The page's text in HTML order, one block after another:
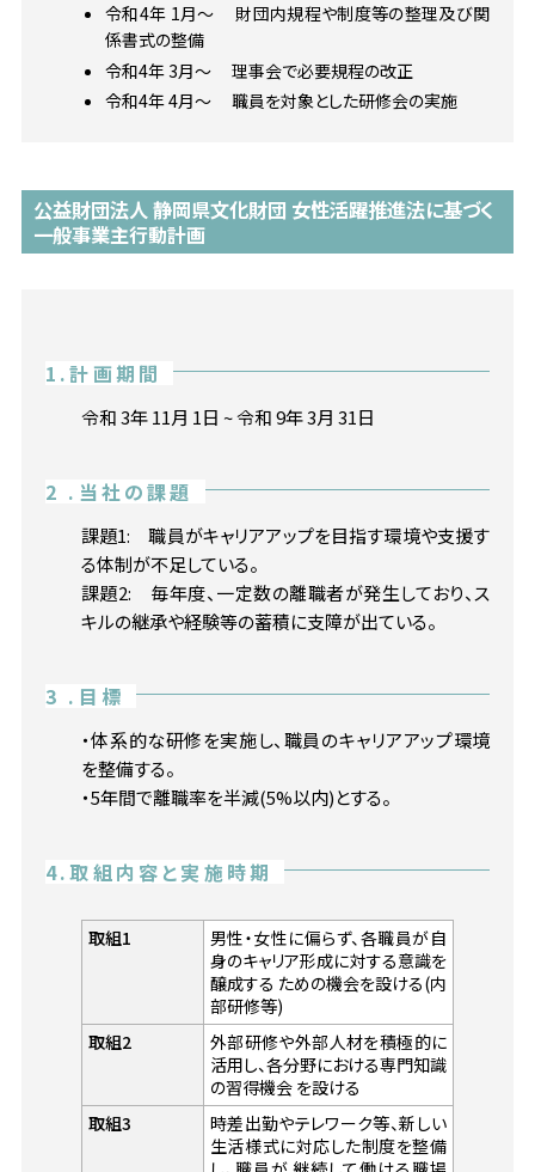
令和4年 1月〜 財団内規程や制度等の整理及び関
係書式の整備
令和4年 3月〜 理事会で必要規程の改正
令和4年 4月〜 職員を対象とした研修会の実施
公益財団法人 静岡県文化財団 女性活躍推進法に基づく
一般事業主行動計画
1.計画期間
令和 3年 11月 1日 ~ 令和 9年 3月 31日
2 .当社の課題
課題1: 職員がキャリアアップを目指す環境や支援す
る体制が不足している。
課題2: 毎年度、一定数の離職者が発生しており、ス
キルの継承や経験等の蓄積に支障が出ている。
3 .目標
・体系的な研修を実施し、職員のキャリアアップ環境
を整備する。
・5年間で離職率を半減(5%以内)とする。
4.取組内容と実施時期
取組1
男性・女性に偏らず、各職員が自
身のキャリア形成に対する意識を
醸成する ための機会を設ける(内
部研修等)
取組2
外部研修や外部人材を積極的に
活用し、各分野における専門知識
の習得機会 を設ける
取組3
時差出勤やテレワーク等、新しい
生活様式に対応した制度を整備